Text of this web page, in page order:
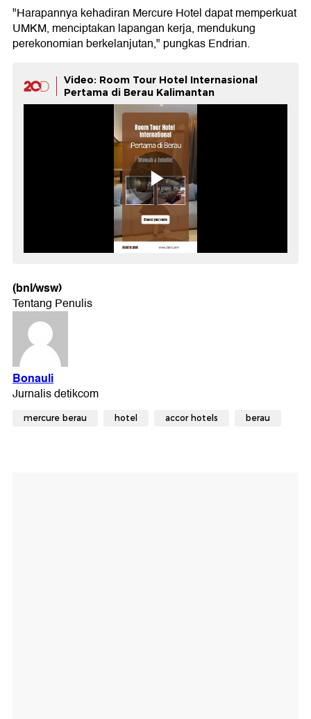
"Harapannya kehadiran Mercure Hotel dapat memperkuat
UMKM, menciptakan lapangan kerja, mendukung
perekonomian berkelanjutan," pungkas Endrian.
Video: Room Tour Hotel Internasional
Pertama di Berau Kalimantan
(bnl/wsw)
mercure berau hotel accor hotels berau